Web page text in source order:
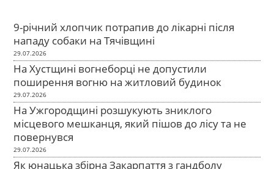
9-річний хлопчик потрапив до лікарні після
нападу собаки на Тячівщині
29.07.2026
На Хустщині вогнеборці не допустили
поширення вогню на житловий будинок
29.07.2026
На Ужгородщині розшукують зниклого
місцевого мешканця, який пішов до лісу та не
повернувся
29.07.2026
Як юнацька збірна Закарпаття з гандболу